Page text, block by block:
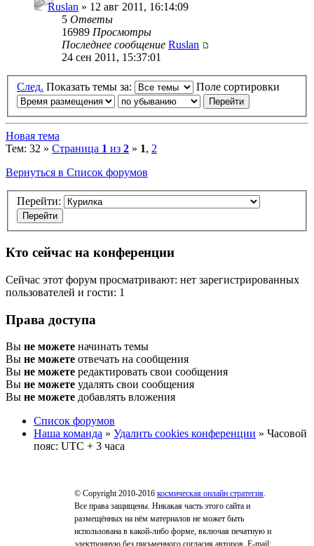
Ruslan » 12 авг 2011, 16:14:09
5 Ответы
16989 Просмотры
Последнее сообщение Ruslan
24 сен 2011, 15:37:01
След. Показать темы за: Поле сортировки
Новая тема
Тем: 32 » Страница 1 из 2 » 1, 2
Вернуться в Список форумов
Перейти:
Кто сейчас на конференции
Сейчас этот форум просматривают: нет зарегистрированных
пользователей и гости: 1
Права доступа
Вы не можете начинать темы
Вы не можете отвечать на сообщения
Вы не можете редактировать свои сообщения
Вы не можете удалять свои сообщения
Вы не можете добавлять вложения
Список форумов
Наша команда » Удалить cookies конференции » Часовой
пояс: UTC + 3 часа
© Copyright 2010-2016 космическая онлайн стратегия.
Все права защищены. Никакая часть этого сайта и
размещённых на нём материалов не может быть
использована в какой-либо форме, включая печатную и